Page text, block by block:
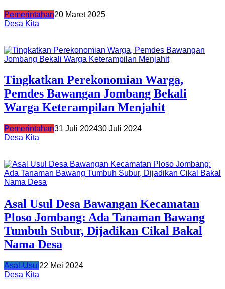
Pemerintahan20 Maret 2025
Desa Kita
Tingkatkan Perekonomian Warga,
Pemdes Bawangan Jombang Bekali
Warga Keterampilan Menjahit
Pemerintahan31 Juli 202430 Juli 2024
Desa Kita
Asal Usul Desa Bawangan Kecamatan
Ploso Jombang: Ada Tanaman Bawang
Tumbuh Subur, Dijadikan Cikal Bakal
Nama Desa
Asal-Usul 22 Mei 2024
Desa Kita